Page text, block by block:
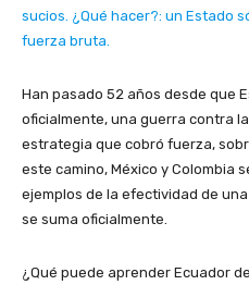
sucios. ¿Qué hacer?: un Estado
fuerza bruta.
Han pasado 52 años desde que
oficialmente, una guerra contra
estrategia que cobró fuerza,
este camino, México y Colombia
ejemplos de la efectividad de
se suma oficialmente.
¿Qué puede aprender Ecuador